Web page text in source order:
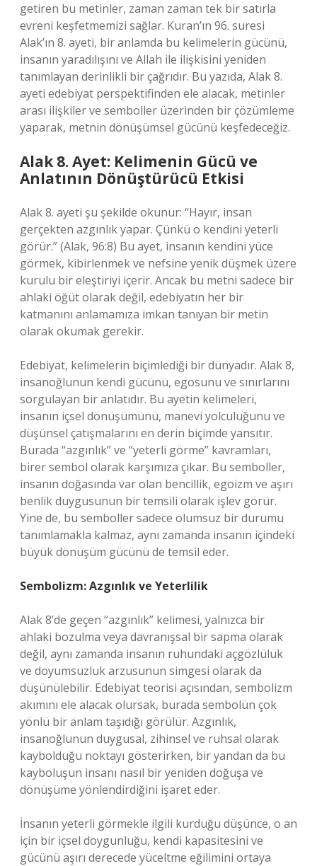
getiren bu metinler, zaman zaman tek bir satırla
evreni keşfetmemizi sağlar. Kuran’ın 96. suresi
Alak’ın 8. ayeti, bir anlamda bu kelimelerin gücünü,
insanın yaradılışını ve Allah ile ilişkisini yeniden
tanımlayan derinlikli bir çağrıdır. Bu yazıda, Alak 8.
ayeti edebiyat perspektifinden ele alacak, metinler
arası ilişkiler ve semboller üzerinden bir çözümleme
yaparak, metnin dönüşümsel gücünü keşfedeceğiz.
Alak 8. Ayet: Kelimenin Gücü ve
Anlatının Dönüştürücü Etkisi
Alak 8. ayeti şu şekilde okunur: “Hayır, insan
gerçekten azgınlık yapar. Çünkü o kendini yeterli
görür.” (Alak, 96:8) Bu ayet, insanın kendini yüce
görmek, kibirlenmek ve nefsine yenik düşmek üzere
kurulu bir eleştiriyi içerir. Ancak bu metni sadece bir
ahlaki öğüt olarak değil, edebiyatın her bir
katmanını anlamamıza imkan tanıyan bir metin
olarak okumak gerekir.
Edebiyat, kelimelerin biçimlediği bir dünyadır. Alak 8,
insanoğlunun kendi gücünü, egosunu ve sınırlarını
sorgulayan bir anlatıdır. Bu ayetin kelimeleri,
insanın içsel dönüşümünü, manevi yolculuğunu ve
düşünsel çatışmalarını en derin biçimde yansıtır.
Burada “azgınlık” ve “yeterli görme” kavramları,
birer sembol olarak karşımıza çıkar. Bu semboller,
insanın doğasında var olan bencillik, egoizm ve aşırı
benlik duygusunun bir temsili olarak işlev görür.
Yine de, bu semboller sadece olumsuz bir durumu
tanımlamakla kalmaz, aynı zamanda insanın içindeki
büyük dönüşüm gücünü de temsil eder.
Sembolizm: Azgınlık ve Yeterlilik
Alak 8’de geçen “azgınlık” kelimesi, yalnızca bir
ahlaki bozulma veya davranışsal bir sapma olarak
değil, aynı zamanda insanın ruhundaki açgözlülük
ve doyumsuzluk arzusunun simgesi olarak da
düşünülebilir. Edebiyat teorisi açısından, sembolizm
akımını ele alacak olursak, burada sembolün çok
yönlü bir anlam taşıdığı görülür. Azgınlık,
insanoğlunun duygusal, zihinsel ve ruhsal olarak
kaybolduğu noktayı gösterirken, bir yandan da bu
kayboluşun insanı nasıl bir yeniden doğuşa ve
dönüşüme yönlendirdiğini işaret eder.
İnsanın yeterli görmekle ilgili kurduğu düşünce, o an
için bir içsel doygunluğu, kendi kapasitesini ve
gücünü aşırı derecede yüceltme eğilimini ortaya